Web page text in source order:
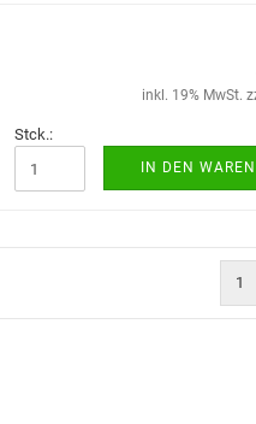
inkl. 19% MwSt.
Stck.:
IN DEN
1